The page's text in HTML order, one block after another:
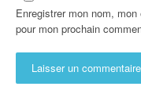
Enregistrer mon nom,
pour mon prochain